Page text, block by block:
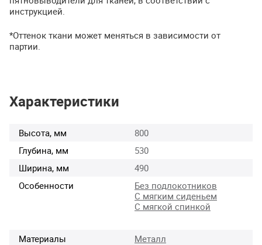
инструкцией.
*Оттенок ткани может меняться в зависимости от
партии.
Характеристики
Высота, мм
800
Глубина, мм
530
Ширина, мм
490
Особенности
Без подлокотников
С мягким сиденьем
С мягкой спинкой
Материалы
Металл